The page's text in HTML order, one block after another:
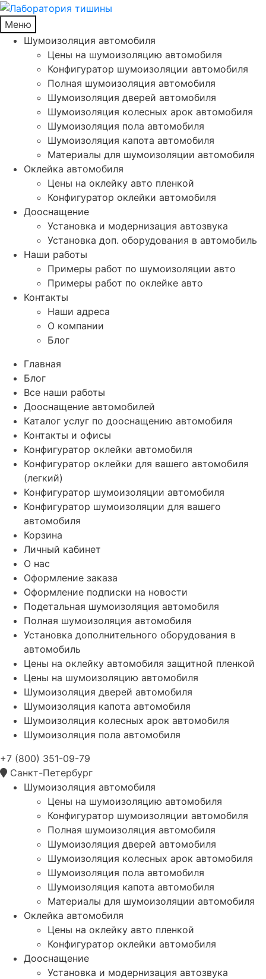
Меню
Шумоизоляция автомобиля
Цены на шумоизоляцию автомобиля
Конфигуратор шумоизоляции автомобиля
Полная шумоизоляция автомобиля
Шумоизоляция дверей автомобиля
Шумоизоляция колесных арок автомобиля
Шумоизоляция пола автомобиля
Шумоизоляция капота автомобиля
Материалы для шумоизоляции автомобиля
Оклейка автомобиля
Цены на оклейку авто пленкой
Конфигуратор оклейки автомобиля
Дооснащение
Установка и модернизация автозвука
Установка доп. оборудования в автомобиль
Наши работы
Примеры работ по шумоизоляции авто
Примеры работ по оклейке авто
Контакты
Наши адреса
О компании
Блог
Главная
Блог
Все наши работы
Дооснащение автомобилей
Каталог услуг по дооснащению автомобиля
Контакты и офисы
Конфигуратор оклейки автомобиля
Конфигуратор оклейки для вашего автомобиля
(легкий)
Конфигуратор шумоизоляции автомобиля
Конфигуратор шумоизоляции для вашего
автомобиля
Корзина
Личный кабинет
О нас
Оформление заказа
Оформление подписки на новости
Подетальная шумоизоляция автомобиля
Полная шумоизоляция автомобиля
Установка дополнительного оборудования в
автомобиль
Цены на оклейку автомобиля защитной пленкой
Цены на шумоизоляцию автомобиля
Шумоизоляция дверей автомобиля
Шумоизоляция капота автомобиля
Шумоизоляция колесных арок автомобиля
Шумоизоляция пола автомобиля
+7 (800) 351-09-79
Санкт-Петербург
Шумоизоляция автомобиля
Цены на шумоизоляцию автомобиля
Конфигуратор шумоизоляции автомобиля
Полная шумоизоляция автомобиля
Шумоизоляция дверей автомобиля
Шумоизоляция колесных арок автомобиля
Шумоизоляция пола автомобиля
Шумоизоляция капота автомобиля
Материалы для шумоизоляции автомобиля
Оклейка автомобиля
Цены на оклейку авто пленкой
Конфигуратор оклейки автомобиля
Дооснащение
Установка и модернизация автозвука